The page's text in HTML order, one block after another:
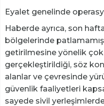
Eyalet genelinde
Haberde ayrıca, son
bölgelerinde
getirilmesine yönelik çok
gerçekleştirildiği, söz
alanlar ve çevresinde
güvenlik faaliyetleri
sayede sivil